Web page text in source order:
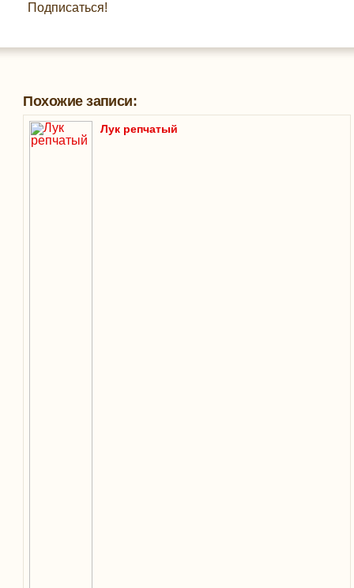
Подписаться!
Похожие записи:
Лук репчатый